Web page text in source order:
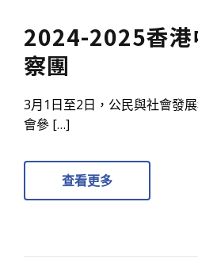
2024-2025香港
察團
3月1日至2日，公民與社會發
會參 […]
查看更多